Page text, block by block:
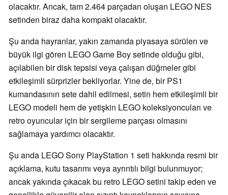
olacaktır. Ancak, tam 2.464 parçadan oluşan LEGO NES
setinden biraz daha kompakt olacaktır.
Şu anda hayranlar, yakın zamanda piyasaya sürülen ve
büyük ilgi gören LEGO Game Boy setinde olduğu gibi,
açılabilen bir disk tepsisi veya çalışan düğmeler gibi
etkileşimli sürprizler bekliyorlar. Yine de, bir PS1
kumandasının sete dahil edilmesi, setin hem etkileşimli bir
LEGO modeli hem de yetişkin LEGO koleksiyoncuları ve
retro oyuncular için bir sergileme parçası olmasını
sağlamaya yardımcı olacaktır.
Şu anda LEGO Sony PlayStation 1 seti hakkında resmi bir
açıklama, kutu tasarımı veya ayrıntılı bilgi bulunmuyor;
ancak yakında çıkacak bu retro LEGO setini takip eden ve